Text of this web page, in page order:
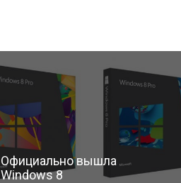
Официально вышла
Windows 8